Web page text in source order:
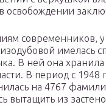
в освобождении
современников,
имелась
В ней она хранила
В период с 1948
на 4767
вытащить из